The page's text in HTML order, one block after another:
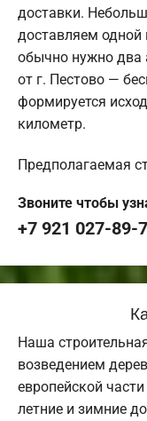
доставки.
доставляем
обычно нужно два
от г. Пестово —
формируется
километр.
Предполагаемая
Звоните чтобы
+7 921 027-89-
Наша
возведением
европейской
летние и зимние